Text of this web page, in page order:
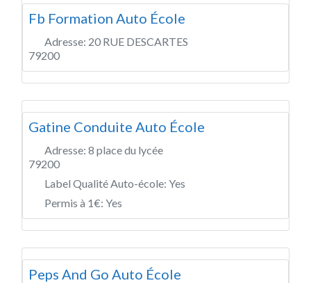
Fb Formation Auto École
Adresse: 20 RUE DESCARTES
79200
Gatine Conduite Auto École
Adresse: 8 place du lycée
79200
Label Qualité Auto-école: Yes
Permis à 1€: Yes
Peps And Go Auto École